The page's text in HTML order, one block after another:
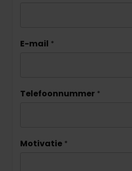
E-mail *
Telefoonnummer *
Motivatie *